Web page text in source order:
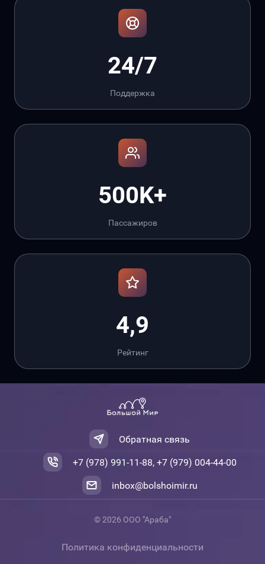
24/7
Поддержка
500K+
Пассажиров
4,9
Рейтинг
Обратная связь
+7 (978) 991-11-88, +7 (979) 004-44-00
inbox@bolshoimir.ru
© 2026 ООО "Араба"
Политика конфиденциальности